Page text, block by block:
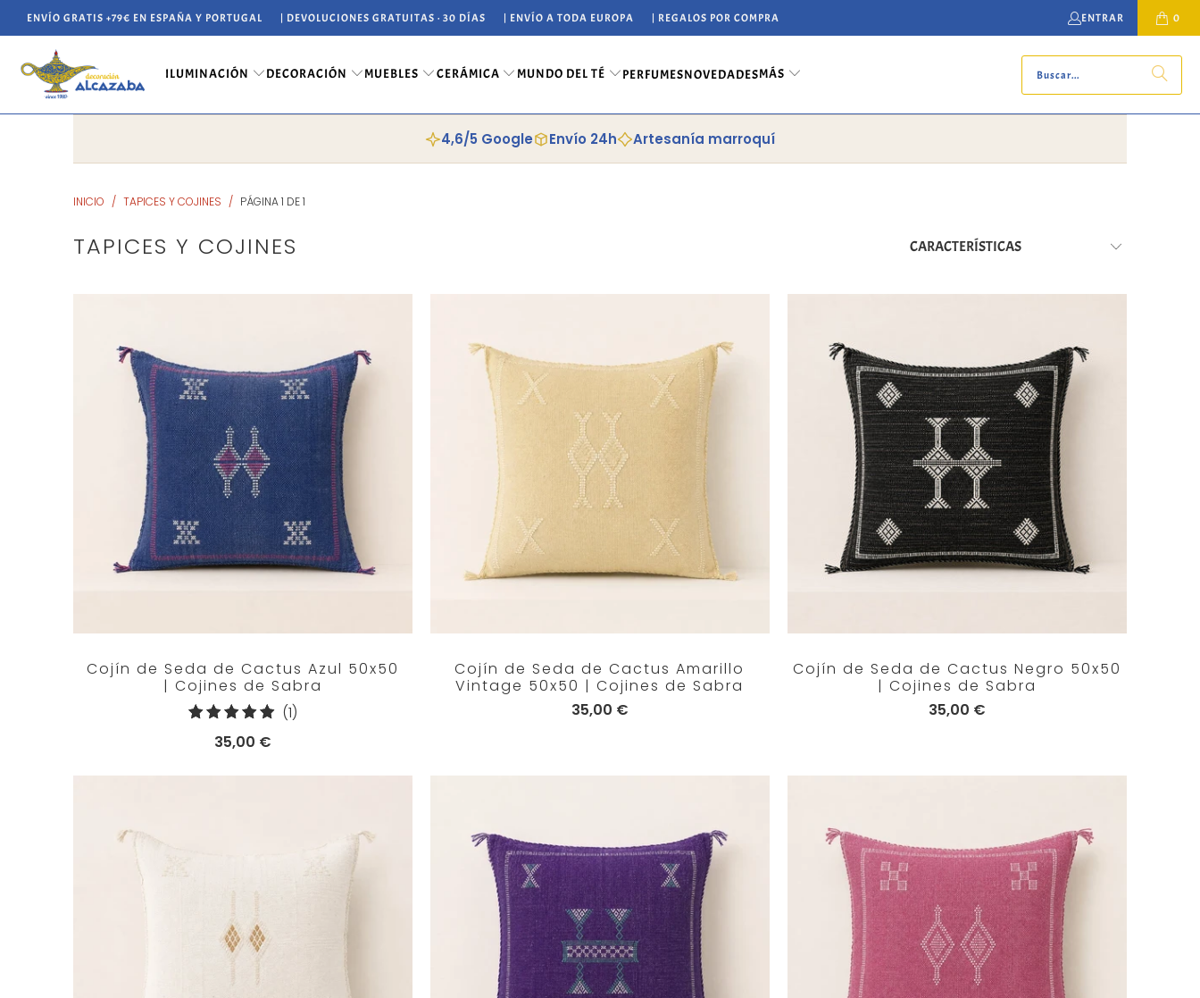
ENVÍO GRATIS +79€ EN ESPAÑA Y PORTUGAL | DEVOLUCIONES GRATUITAS · 30 DÍAS | ENVÍO A TODA EUROPA | REGALOS POR COMPRA ENTRAR 0
ILUMINACIÓN DECORACIÓN MUEBLES CERÁMICA MUNDO DEL TÉ PERFUMESNOVEDADESMÁS
4,6/5 Google Envío 24h Artesanía marroquí
INICIO / TAPICES Y COJINES / PÁGINA 1 DE 1
TAPICES Y COJINES
Cojín de Seda de Cactus Azul 50x50
| Cojines de Sabra
(1)1
35,00 €
Cojín de Seda de Cactus Amarillo
Vintage 50x50 | Cojines de Sabra
35,00 €
Cojín de Seda de Cactus Negro 50x50
| Cojines de Sabra
35,00 €